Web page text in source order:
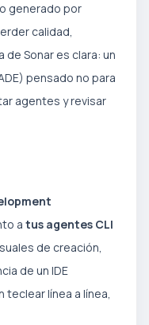
generado por
calidad,
Sonar es clara: un
pensado no para
agentes y revisar
a tus agentes CLI
de creación,
de un IDE
teclear línea a línea,